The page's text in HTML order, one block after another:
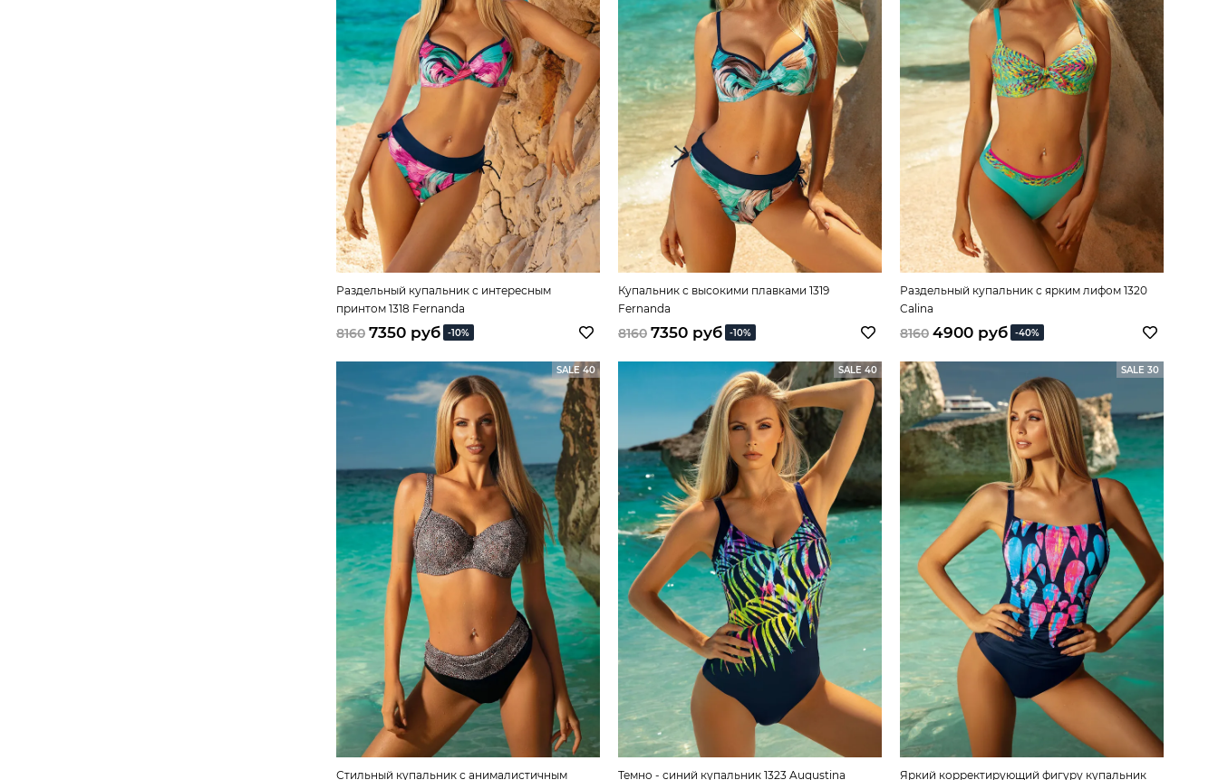
Раздельный купальник с интересным
принтом 1318 Fernanda
8160 7350 руб -10%
Купальник с высокими плавками 1319
Fernanda
8160 7350 руб -10%
Раздельный купальник с ярким лифом 1320
Calina
8160 4900 руб -40%
SALE 40
Стильный купальник с анималистичным
SALE 40
Темно - синий купальник 1323 Augustina
SALE 30
Яркий корректирующий фигуру купальник